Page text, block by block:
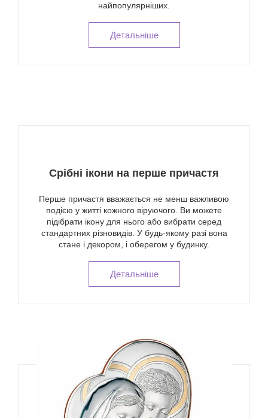
найпопулярніших.
Детальнiше
Срібні ікони на перше причастя
Перше причастя вважається не менш важливою
подією у житті кожного віруючого. Ви можете
підібрати ікону для нього або вибрати серед
стандартних різновидів. У будь-якому разі вона
стане і декором, і оберегом у будинку.
Детальнiше